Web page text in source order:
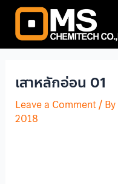
Skip
content
เสาหลักอ่อน 01
Leave a Comment/ By
2018
Post
navigation